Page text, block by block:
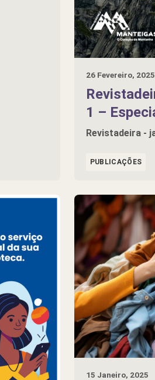
26 Fevereiro, 2025
1 –
Revistadeira -
PUBLICAÇÕES
15 Janeiro, 2025